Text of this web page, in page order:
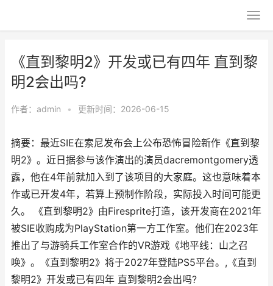
《直到黎明2》开发或已有四年 直到黎
明2会出吗?
作者： admin • 更新时间：2026-06-15
摘要：最近SIE在索尼发布会上公布恐怖冒险新作《直到黎
明2》。近日据参与该作演出的演员dacremontgomery透
露，他在4年前就加入到了该项目的大家庭。这也意味着本
作或已开发4年，若算上预制作阶段，实际投入时间可能更
久。 《直到黎明2》由Firesprite打造，该开发商在2021年
被SIE收购成为PlayStation第一方工作室。他们在2023年
推出了与游骑兵工作室合作的VR游戏《地平线：山之召
唤》。《直到黎明2》将于2027年登陆PS5平台。,《直到
黎明2》开发或已有四年 直到黎明2会出吗?